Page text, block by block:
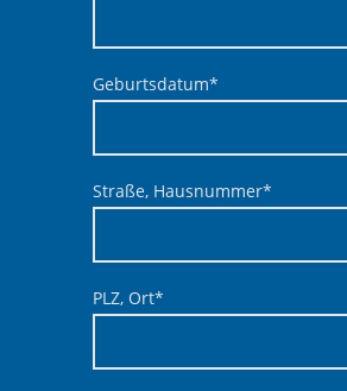
Geburtsdatum*
Straße, Hausnummer*
PLZ, Ort*